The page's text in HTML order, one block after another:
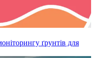
ґрунтів для